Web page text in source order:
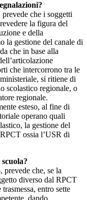
che i soggetti
la figura del
e della
la gestione del canale di
che in base alla
che intercorrono tra le
si ritiene di
scolastico regionale, o
regionale.
esteso, al fine di
operano quali
la gestione del
ossia l’USR di
che, se la
diverso dal RPCT
entro sette